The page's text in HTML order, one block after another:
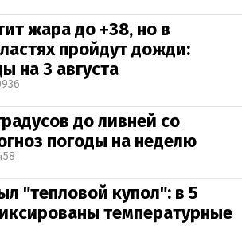
жара до +38, но в
пройдут дожди:
на 3 августа
до ливней со
погоды на неделю
"тепловой купол": в 5
температурные